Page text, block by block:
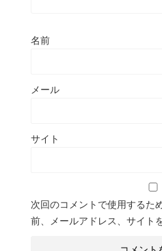
名前
メール
サイト
次回のコメントで使用するた
前、メールアドレス、サイト